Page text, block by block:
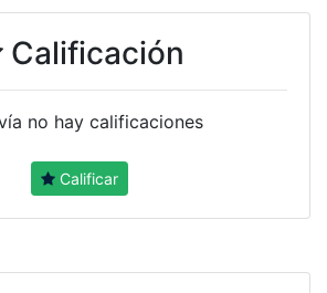
Calificación
no hay calificaciones
Calificar